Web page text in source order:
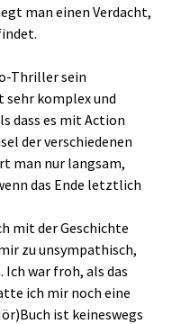
man einen Verdacht,
Thriller sein
sehr komplex und
dass es mit Action
der verschiedenen
man nur langsam,
das Ende letztlich
mit der Geschichte
zu unsympathisch,
Ich war froh, als das
ich mir noch eine
ist keineswegs